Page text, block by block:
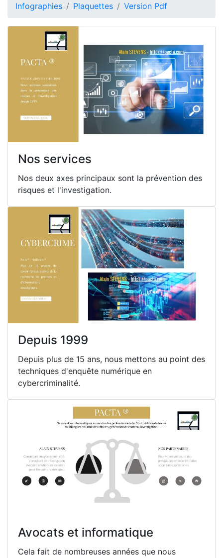
Infographies Plaquettes Version Pdf
Nos services
Nos deux axes principaux sont la prévention des
risques et l'investigation.
Depuis 1999
Depuis plus de 15 ans, nous mettons au point des
techniques d'enquête numérique en
cybercriminalité.
Avocats et informatique
Cela fait de nombreuses années que nous